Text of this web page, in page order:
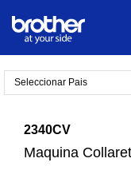
Seleccionar Pais
2340CV
Maquina